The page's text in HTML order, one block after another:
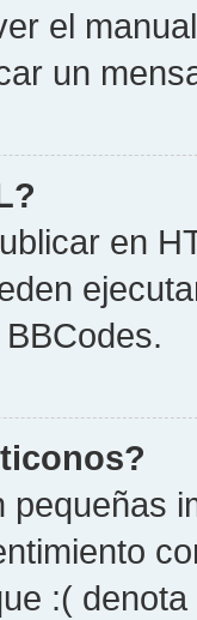
el
un
en
pequeñas
:(